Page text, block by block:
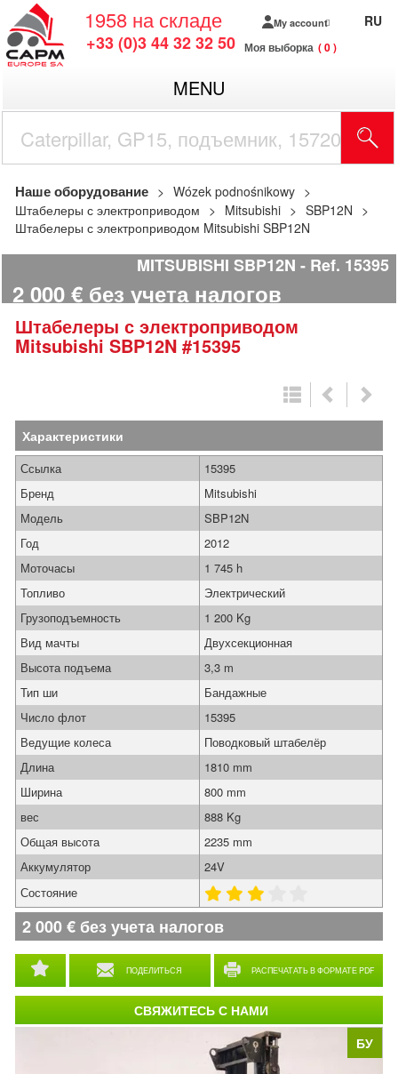
1958 на складе
+33 (0)3 44 32 32 50
My account
Моя выборка 0
RU
MENU
Наше оборудование
Wózek podnośnikowy
Штабелеры с электроприводом
Mitsubishi
SBP12N
Штабелеры с электроприводом Mitsubishi SBP12N
MITSUBISHI SBP12N Ref. 15395
2 000 € без учета налогов
Штабелеры с электроприводом
Mitsubishi SBP12N #15395
БУ
Характеристики
ПОДЕЛИТЬСЯ РАСПЕЧАТАТЬ В ФОРМАТЕ PDF
Ссылка
15395
Бренд
Mitsubishi
Модель
SBP12N
Год
2012
Моточасы
1 745 h
Топливо
Электрический
Грузоподъемность
1 200 Kg
Вид мачты
Двухсекционная
Высота подъема
3,3 m
Тип ши
Бандажные
Число флот
15395
Ведущие колеса
Поводковый штабелёр
Длина
1810 mm
Ширина
800 mm
вес
888 Kg
Общая высота
2235 mm
Аккумулятор
24V
Состояние
2 000€ без учета налогов
СВЯЖИТЕСЬ С НАМИ